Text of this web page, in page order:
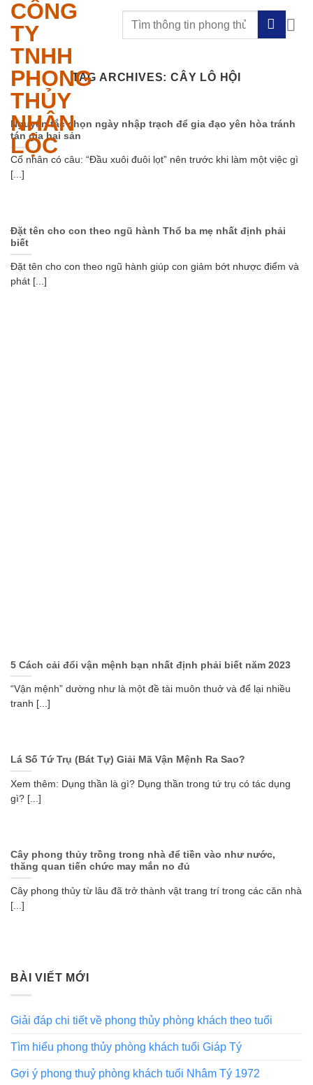
Skip
content
CÔNG
TY
TNHH
PHONG
THỦY
NHÂN
LỘC
TAG ARCHIVES:CÂY LÔ HỘI
Nguyên tắc chọn ngày nhập trạch để gia đạo yên hòa tránh
tán gia bại sản
Cổ nhân có câu: “Đầu xuôi đuôi lọt” nên trước khi làm một việc gì
[...]
Đặt tên cho con theo ngũ hành Thổ ba mẹ nhất định phải
biết
Đặt tên cho con theo ngũ hành giúp con giảm bớt nhược điểm và
phát [...]
5 Cách cải đổi vận mệnh bạn nhất định phải biết năm 2023
“Vận mệnh” dường như là một đề tài muôn thuở và để lại nhiều
tranh [...]
Lá Số Tứ Trụ (Bát Tự) Giải Mã Vận Mệnh Ra Sao?
Xem thêm: Dụng thần là gì? Dụng thần trong tứ trụ có tác dụng
gì? [...]
Cây phong thủy trồng trong nhà để tiền vào như nước,
thăng quan tiến chức may mắn no đủ
Cây phong thủy từ lâu đã trở thành vật trang trí trong các căn nhà
[...]
BÀI VIẾT MỚI
Giải đáp chi tiết về phong thủy phòng khách theo tuổi
Tìm hiểu phong thủy phòng khách tuổi Giáp Tý
Gợi ý phong thuỷ phòng khách tuổi Nhâm Tý 1972